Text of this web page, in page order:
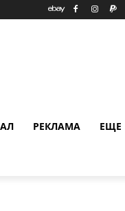
РЕКЛАМА ЕЩЕ